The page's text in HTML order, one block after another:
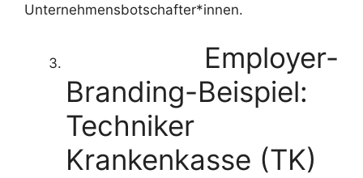
Unternehmensbotschafter*innen.
Employer-
Branding-Beispiel:
Techniker
Krankenkasse (TK)